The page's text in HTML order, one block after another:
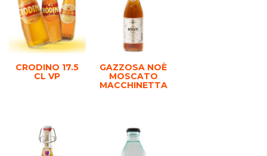
CRODINO 17.5
CL VP
GAZZOSA NOÈ
MOSCATO
MACCHINETTA